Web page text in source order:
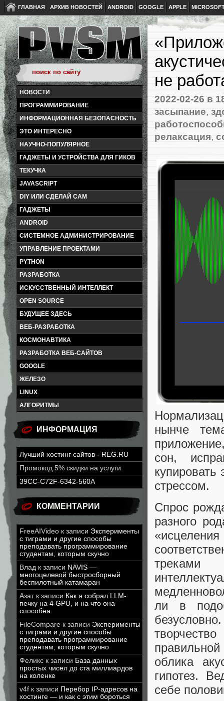
ГЛАВНАЯ АРХИВ НОВОСТЕЙ ANDROID GOOGLE APPLE
НОВОСТИ
ПРОГРАММИРОВАНИЕ
ИНФОРМАЦИОННАЯ БЕЗОПАСНОСТЬ
ЭТО ИНТЕРЕСНО
НАУЧНО-ПОПУЛЯРНОЕ
ГАДЖЕТЫ И УСТРОЙСТВА ДЛЯ ГИКОВ
ТЕКУЧКА
JAVASCRIPT
DIY ИЛИ СДЕЛАЙ САМ
ГАДЖЕТЫ
ANDROID
СИСТЕМНОЕ АДМИНИСТРИРОВАНИЕ
УПРАВЛЕНИЕ ПРОЕКТАМИ
PYTHON
РАЗРАБОТКА
ИСКУССТВЕННЫЙ ИНТЕЛЛЕКТ
OPEN SOURCE
БУДУЩЕЕ ЗДЕСЬ
ВЕБ-РАЗРАБОТКА
КОСМОНАВТИКА
РАЗРАБОТКА ВЕБ-САЙТОВ
GOOGLE
ЖЕЛЕЗО
LINUX
АЛГОРИТМЫ
ИНФОРМАЦИЯ
Лучший хостинг сайтов - REG.RU
Промокод 5% скидки на услуги
39CC-C72F-6342-560A
КОММЕНТАРИИ
FreeAIVideo к записи Эксперименты
с тиграми и другие способы
преподавать программирование
студентам, которым скучно
Влад к записи NAVIS —
многоцелевой быстросборный
беспилотный катамаран
Азатк записи Как я собрал LLM-
печку на 4 GPU, и на что она
способна
FileCompare к записи Эксперименты
с тиграми и другие способы
преподавать программирование
студентам, которым скучно
Феликс к записи База данных
простых чисел до ста миллиардов
на коленке
v4f к записи Перебор IP-адресов на
хостинге — и как с этим бороться
не
2022-02-26 в
засыпание,
релаксация,
нынче
сон,
стрессом.
Спрос
разного
треками
ли в
облика
гипотез.
себе